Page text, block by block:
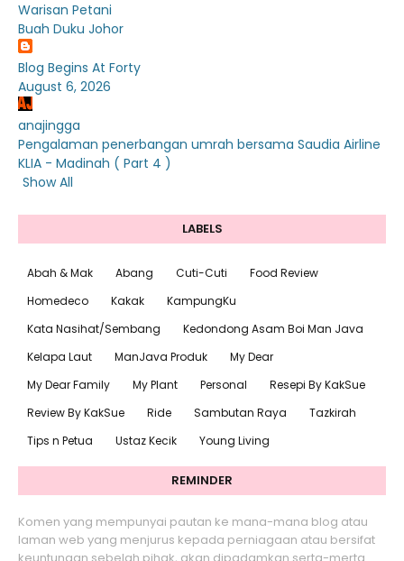
Warisan Petani
Buah Duku Johor
Blog Begins At Forty
August 6, 2026
anajingga
Pengalaman penerbangan umrah bersama Saudia Airline
KLIA - Madinah ( Part 4 )
Show All
LABELS
Abah & Mak Abang Cuti-Cuti
Food Review
Homedeco
Kakak
KampungKu
Kata Nasihat/Sembang
Kedondong Asam Boi Man Java
Kelapa Laut
ManJava Produk
My Dear
My Dear Family
My Plant Personal
Resepi By KakSue
Review By KakSue
Ride Sambutan Raya
Tazkirah
Tips n Petua
Ustaz Kecik Young Living
REMINDER
Komen yang mempunyai pautan ke mana-mana blog atau
laman web yang menjurus kepada perniagaan atau bersifat